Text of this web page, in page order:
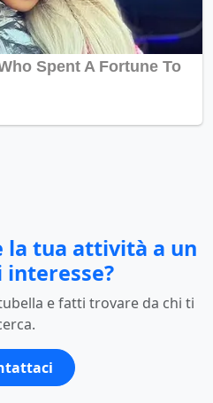
la tua attività a un
e fatti trovare da chi ti